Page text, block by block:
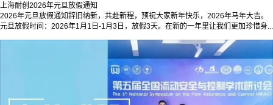
上海耐创2026年元旦放假通知
2026年元旦放假通知辞旧纳新，共赴新程，预祝大家新年快乐，2026年马年大吉。
元旦放假时间：2026年1月1日-1月3日，放假3天。在新的一年里让我们更加珍惜身...